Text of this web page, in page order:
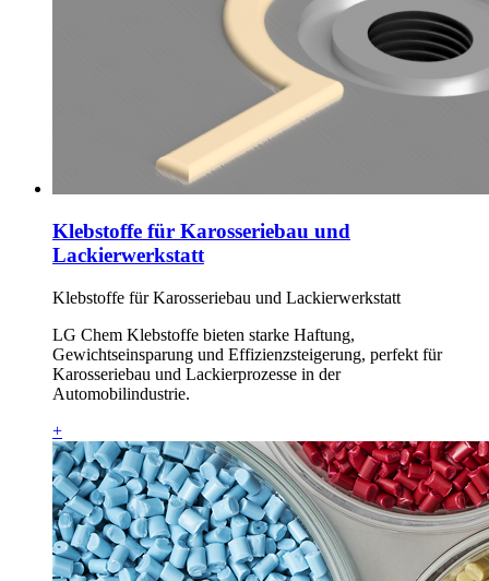
Klebstoffe für Karosseriebau und
Lackierwerkstatt
Klebstoffe für Karosseriebau und Lackierwerkstatt
LG Chem Klebstoffe bieten starke Haftung,
Gewichtseinsparung und Effizienzsteigerung, perfekt für
Karosseriebau und Lackierprozesse in der
Automobilindustrie.
+